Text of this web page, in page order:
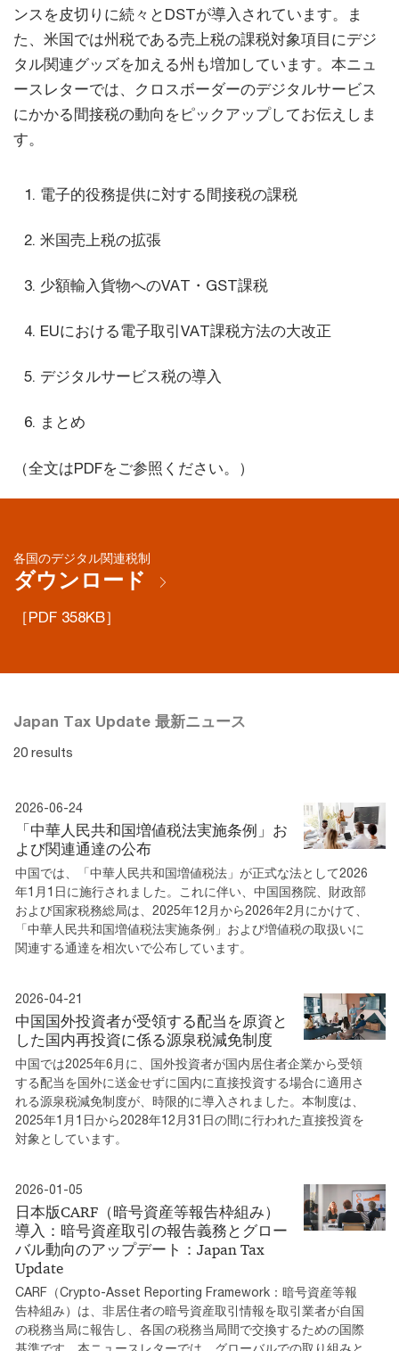
ンスを皮切りに続々とDSTが導入されています。ま
た、米国では州税である売上税の課税対象項目にデジ
タル関連グッズを加える州も増加しています。本ニュ
ースレターでは、クロスボーダーのデジタルサービス
にかかる間接税の動向をピックアップしてお伝えしま
す。
電子的役務提供に対する間接税の課税
米国売上税の拡張
少額輸入貨物へのVAT・GST課税
EUにおける電子取引VAT課税方法の大改正
デジタルサービス税の導入
まとめ
（全文はPDFをご参照ください。）
各国のデジタル関連税制
ダウンロード
［PDF 358KB］
Japan Tax Update 最新ニュース
20 results
2026-06-24
「中華人民共和国増値税法実施条例」お
よび関連通達の公布
中国では、「中華人民共和国増値税法」が正式な法として2026
年1月1日に施行されました。これに伴い、中国国務院、財政部
および国家税務総局は、2025年12月から2026年2月にかけて、
「中華人民共和国増値税法実施条例」および増値税の取扱いに
関連する通達を相次いで公布しています。
2026-04-21
中国国外投資者が受領する配当を原資と
した国内再投資に係る源泉税減免制度
中国では2025年6月に、国外投資者が国内居住者企業から受領
する配当を国外に送金せずに国内に直接投資する場合に適用さ
れる源泉税減免制度が、時限的に導入されました。本制度は、
2025年1月1日から2028年12月31日の間に行われた直接投資を
対象としています。
2026-01-05
日本版CARF（暗号資産等報告枠組み）
導入：暗号資産取引の報告義務とグロー
バル動向のアップデート：Japan Tax
Update
CARF（Crypto-Asset Reporting Framework：暗号資産等報
告枠組み）は、非居住者の暗号資産取引情報を取引業者が自国
の税務当局に報告し、各国の税務当局間で交換するための国際